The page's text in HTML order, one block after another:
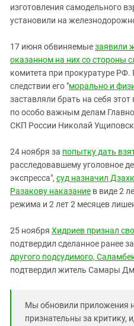
изготовления самодельного
установили на
17 июня обвиняемыезаявили
оказанном на них со стороны
комитета при прокуратуре
следствии его "морально и
заставляли брать на себя
по особо важным делам
СКП России Николай
24 ноября за попытку дать
расследовавшему уголовное
экспресса", суд назначил
Разакову наказание в виде 2
режима и 2 лет 2 месяцев
25 ноября Хидриев признал
подтвердил сделанное ранее
другого подсудимого,
подтвердил житель Самары
Мы обновили приложения
признательны за критику,